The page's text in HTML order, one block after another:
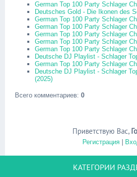
German Top 100 Party Schlager
Deutsches Gold - Die Ikonen des
German Top 100 Party Schlager
German Top 100 Party Schlager
German Top 100 Party Schlager
German Top 100 Party Schlager
German Top 100 Party Schlager
Deutsche DJ Playlist - Schlager
German Top 100 Party Schlager
Deutsche DJ Playlist - Schlager
(2025)
Всего комментариев: 0
Приветствую Вас,
Регистрация|
КАТЕГОРИИ